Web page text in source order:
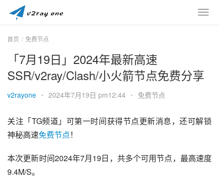
首页 免费节点
「7月19日」2024年最新高速
SSR/v2ray/Clash/小火箭节点免费分享
v2rayone • 2024年7月19日 pm12:44 • 免费节点
关注「TG频道」可第一时间获得节点更新消息，还可解锁
神秘高速免费节点！
本次更新时间2024年7月19日，共多个可用节点，最高速度
9.4M/S。